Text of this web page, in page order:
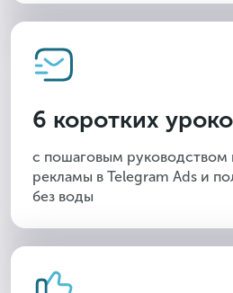
6 коротких
с пошаговым руководством
рекламы в Telegram Ads и
без воды